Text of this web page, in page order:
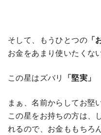
そして、もうひとつの 「
お金をあまり使いたくな
この星はズバリ 「堅実」
まぁ、名前からしてお堅
この星をお持ちの方は、
れるので、お金ももちろ